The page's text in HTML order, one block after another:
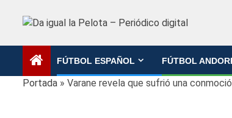
FÚTBOL ESPAÑOL FÚTBOL
Portada » Varane revela que sufrió una